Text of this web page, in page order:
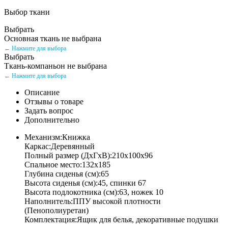
Выбор ткани
Выбрать
Основная ткань не выбрана
← Нажмите для выбора
Выбрать
Ткань-компаньон не выбрана
← Нажмите для выбора
Описание
Отзывы о товаре
Задать вопрос
Дополнительно
Механизм:Книжка
Каркас:Деревянный
Полный размер (ДхГхВ):210х100х96
Спальное место:132х185
Глубина сиденья (см):65
Высота сиденья (см):45, спинки 67
Высота подлокотника (см):63, ножек 10
Наполнитель:ППУ высокой плотности
(Пенополиуретан)
Комплектация:Ящик для белья, декоративные подушки